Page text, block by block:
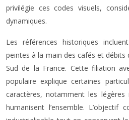
privilégie ces codes visuels,
dynamiques.
Les références historiques
peintes à la main des cafés et
Sud de la France. Cette filiation
populaire explique certaines
caractères, notamment les légères
humanisent l’ensemble. L’objectif